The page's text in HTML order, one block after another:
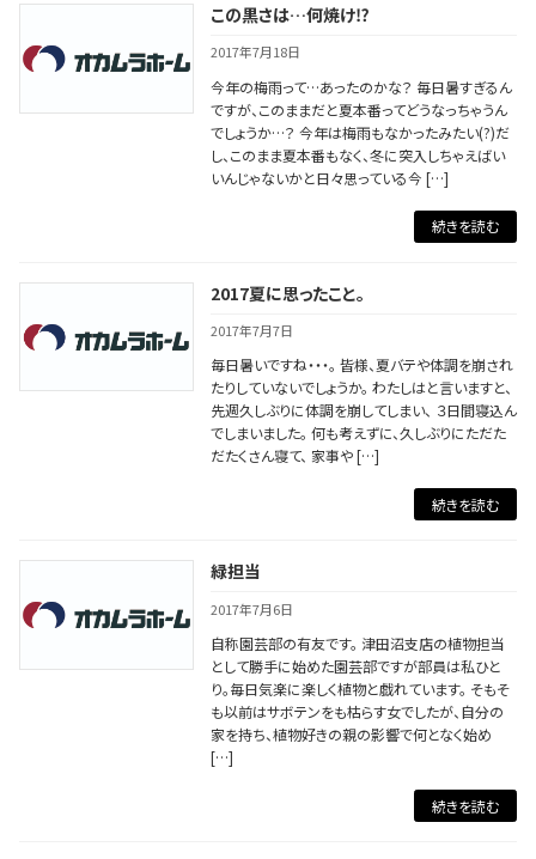
この黒さは…何焼け⁉
2017年7月18日
今年の梅雨って…あったのかな？ 毎日暑すぎるん
ですが、このままだと夏本番ってどうなっちゃうん
でしょうか…？ 今年は梅雨もなかったみたい(?)だ
し、このまま夏本番もなく、冬に突入しちゃえばい
いんじゃないかと日々思っている今 […]
続きを読む
2017夏に思ったこと。
2017年7月7日
毎日暑いですね・・・。 皆様、夏バテや体調を崩され
たりしていないでしょうか。 わたしはと言いますと、
先週久しぶりに体調を崩してしまい、 ３日間寝込ん
でしまいました。 何も考えずに、久しぶりにただた
だたくさん寝て、 家事や […]
続きを読む
緑担当
2017年7月6日
自称園芸部の有友です。 津田沼支店の植物担当
として勝手に始めた園芸部ですが部員は私ひと
り。毎日気楽に楽しく植物と戯れています。 そもそ
も以前はサボテンをも枯らす女でしたが、自分の
家を持ち、植物好きの親の影響で何となく始め
[…]
続きを読む